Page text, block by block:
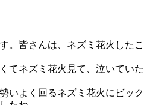
。皆さんは、ネズミ花火したこ
てネズミ花火見て、泣いていた
いよく回るネズミ花火にビック